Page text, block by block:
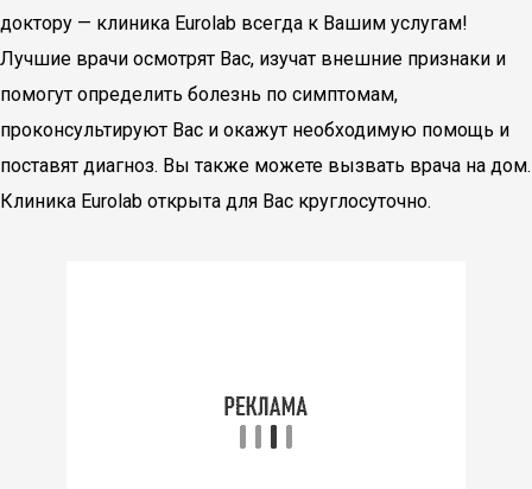
доктору — клиника Eurolab всегда к Вашим услугам!
Лучшие врачи осмотрят Вас, изучат внешние признаки и
помогут определить болезнь по симптомам,
проконсультируют Вас и окажут необходимую помощь и
поставят диагноз. Вы также можете вызвать врача на дом.
Клиника Eurolab открыта для Вас круглосуточно.